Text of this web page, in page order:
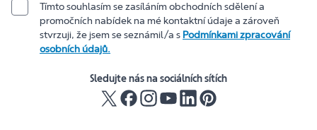
Tímto souhlasím se zasíláním obchodních sdělení a
promočních nabídek na mé kontaktní údaje a zároveň
stvrzuji, že jsem se seznámil/a s Podmínkami zpracování
osobních údajů.
Sledujte nás na sociálních sítích